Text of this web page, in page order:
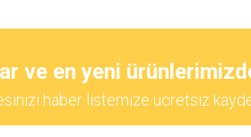
Yorum Yaz
ve en yeni
haber listemize ücretsiz